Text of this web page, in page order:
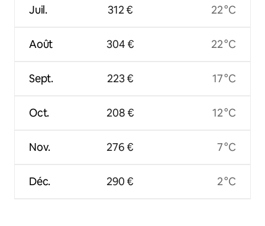
Juil.
Août
Sept.
Oct.
Nov.
Déc.
312 €
304 €
223 €
208 €
276 €
290 €
22 °C
22 °C
17 °C
12 °C
7 °C
2 °C